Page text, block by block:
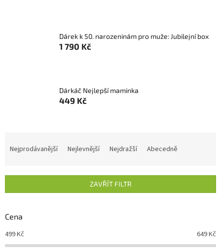
Dárek k 50. narozeninám pro muže: Jubilejní box
1 790 Kč
Dárkáč Nejlepší maminka
449 Kč
í
r
o
d
u
Nejprodávanější Nejlevnější Nejdražší Abecedně
ZAVŘÍT FILTR
Cena
499Kč 649Kč